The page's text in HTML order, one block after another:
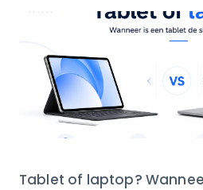
Tablet of laptop?